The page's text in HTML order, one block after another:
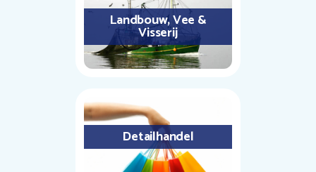
Landbouw, Vee &
Visserij
Detailhandel